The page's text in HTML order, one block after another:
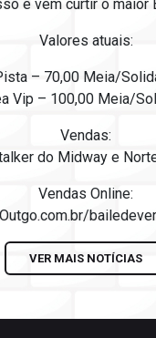
e vem curtir o maior
Valores atuais:
– 70,00 Meia/
Vip – 100,00 Meia/
Vendas:
do Midway e
Vendas Online:
Outgo.com.br/
VER MAIS NOTÍCIAS